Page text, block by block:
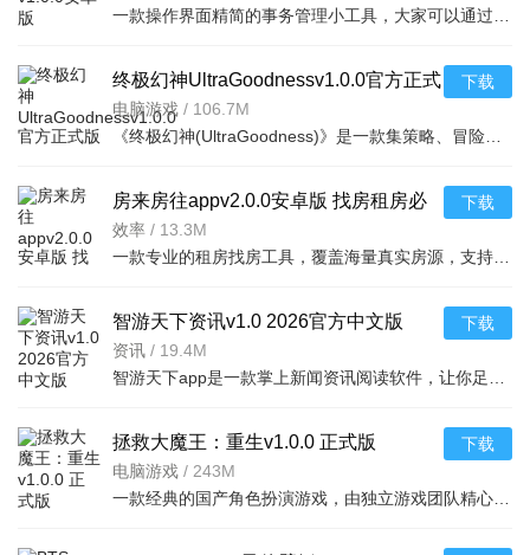
终极幻神UltraGoodnessv1.0.0官方正式
版免费下载
电脑游戏 / 106.7M
下载
房来房往appv2.0.0安卓版 找房租房必
备
效率 / 13.3M
下载
智游天下资讯v1.0 2026官方中文版
资讯 / 19.4M
下载
拯救大魔王：重生v1.0.0 正式版
电脑游戏 / 243M
下载